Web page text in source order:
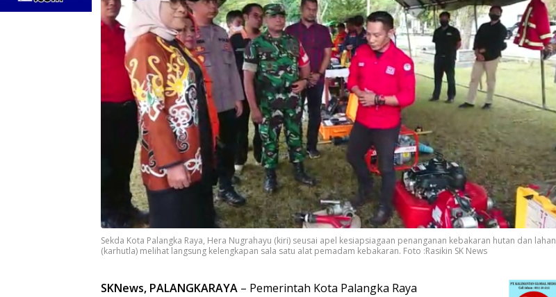
Sekda Kota Palangka Raya, Hera Nugrahayu (kiri) seusai apel kesiapsiagaan penanganan kebakaran hutan dan lahan
(karhutla) melihat langsung kelengkapan sala satu alat pemadam kebakaran. Foto :Rasikin SK News
SKNews, PALANGKARAYA – Pemerintah Kota Palangka Raya